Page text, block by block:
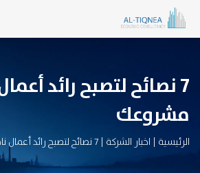
7 نصائح لتصبح رائد
مشروعك
الرئيسية | اخبار الشركة | 7 نصائح لتصبح رائد أعمال ناجح في مشروعك